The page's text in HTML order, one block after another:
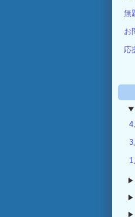
無
お
応
4
3
1